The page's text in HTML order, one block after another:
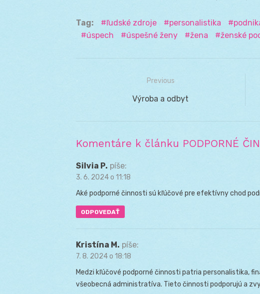
Tag: ľudské zdroje personalistika
úspech
úspešné ženy žena ženské
Navigácia
článku
Previous
Previous
Výroba a odbyt
Komentáre k článku PODPORNÉ
Silvia P. píše:
3. 6. 2024 o 11:18
Aké podporné činnosti sú kľúčové pre efektívny chod
ODPOVEDAŤ
Kristína M. píše:
7. 8. 2024 o 18:18
Medzi kľúčové podporné činnosti patria personalistika,
všeobecná administratíva. Tieto činnosti podporujú a